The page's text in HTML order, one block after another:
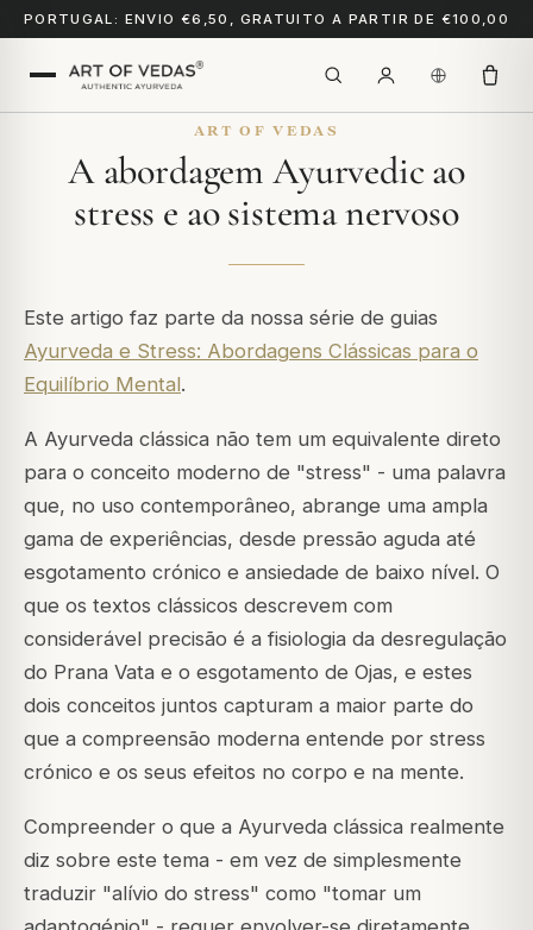
PORTUGAL: ENVIO €6,50, GRATUITO A PARTIR DE €100,00
ART OF VEDAS
A abordagem Ayurvedic ao
stress e ao sistema nervoso
Este artigo faz parte da nossa série de guias
Ayurveda e Stress: Abordagens Clássicas para o
Equilíbrio Mental.
A Ayurveda clássica não tem um equivalente direto
para o conceito moderno de "stress" - uma palavra
que, no uso contemporâneo, abrange uma ampla
gama de experiências, desde pressão aguda até
esgotamento crónico e ansiedade de baixo nível. O
que os textos clássicos descrevem com
considerável precisão é a fisiologia da desregulação
do Prana Vata e o esgotamento de Ojas, e estes
dois conceitos juntos capturam a maior parte do
que a compreensão moderna entende por stress
crónico e os seus efeitos no corpo e na mente.
Compreender o que a Ayurveda clássica realmente
diz sobre este tema - em vez de simplesmente
traduzir "alívio do stress" como "tomar um